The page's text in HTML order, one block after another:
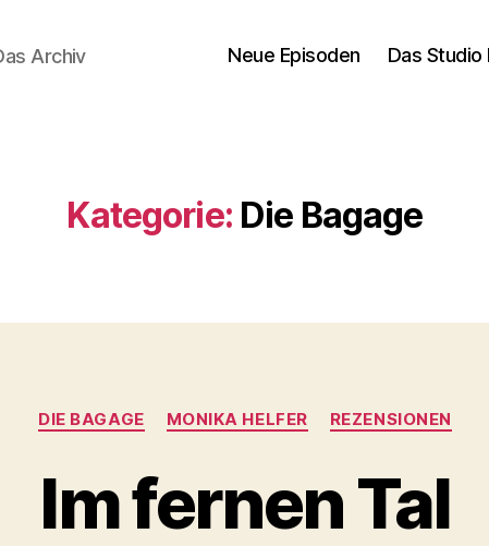
Archiv Neue Episoden Das Studio
Kategorie: Die Bagage
Kategorien
DIE BAGAGE MONIKA HELFER REZENSIONEN
Im fernen Tal